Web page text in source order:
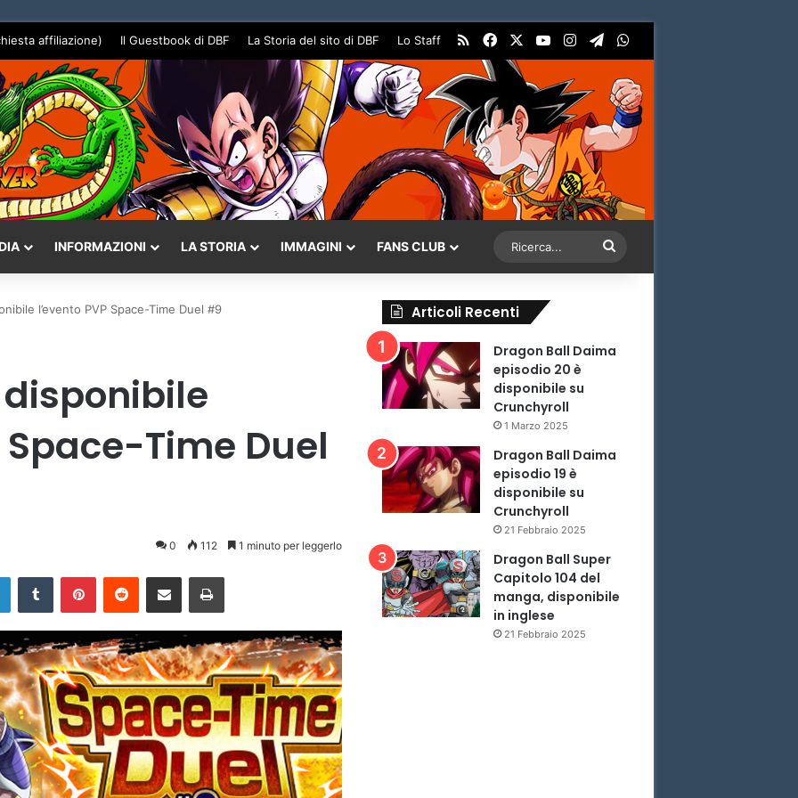
affiliazione) Il Guestbook di DBF La Storia del sito di DBF Lo Staff RSS Facebook You TubeInstagramTelegram
INFORMAZIONI LA STORIA IMMAGINI FANS CLUB
l’evento PVP Space-Time Duel #9
disponibile
Space-Time Duel
0 112 1 minuto per leggerlo
Articoli Recenti
Dragon Ball Daima
episodio 20 è
disponibile su
Crunchyroll
1 Marzo 2025
Dragon Ball Daima
episodio 19 è
disponibile su
Crunchyroll
21 Febbraio 2025
Dragon Ball Super
Capitolo 104 del
manga, disponibile
in inglese
21 Febbraio 2025